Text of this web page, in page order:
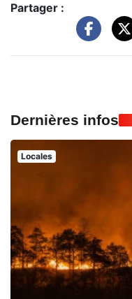
Partager :
Dernières infos
Locales